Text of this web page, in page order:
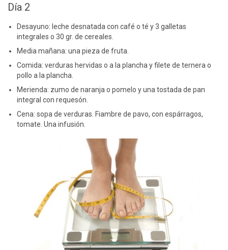
Día 2
Desayuno: leche desnatada con café o té y 3 galletas
integrales o 30 gr. de cereales.
Media mañana: una pieza de fruta.
Comida: verduras hervidas o a la plancha y filete de ternera o
pollo a la plancha.
Merienda: zumo de naranja o pomelo y una tostada de pan
integral con requesón.
Cena: sopa de verduras. Fiambre de pavo, con espárragos,
tomate. Una infusión.